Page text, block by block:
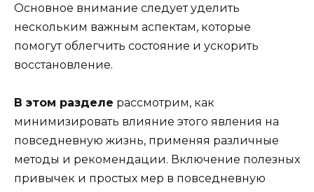
Основное внимание следует уделить
нескольким важным аспектам, которые
помогут облегчить состояние и ускорить
восстановление.
В этом разделе рассмотрим, как
минимизировать влияние этого явления на
повседневную жизнь, применяя различные
методы и рекомендации. Включение полезных
привычек и простых мер в повседневную